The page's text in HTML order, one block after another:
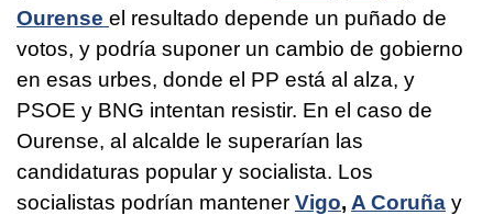
Ourense el resultado depende un puñado de
votos, y podría suponer un cambio de gobierno
en esas urbes, donde el PP está al alza, y
PSOE y BNG intentan resistir. En el caso de
Ourense, al alcalde le superarían las
candidaturas popular y socialista. Los
socialistas podrían mantener Vigo, A Coruña y